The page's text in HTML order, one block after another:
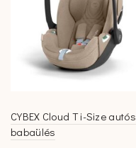
CYBEX Cloud T i-Size autós
babaülés